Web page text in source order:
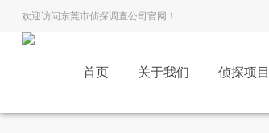
欢迎访问东莞市侦探调查公司官网！
首页 关于我们 侦探项目